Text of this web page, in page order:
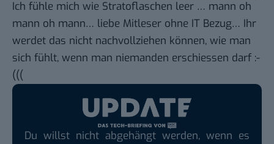
Ich fühle mich wie Stratoflaschen leer … mann oh
mann oh mann… liebe Mitleser ohne IT Bezug… Ihr
werdet das nicht nachvollziehen können, wie man
sich fühlt, wenn man niemanden erschiessen darf :-
(((
Du willst nicht abgehängt werden, wenn es